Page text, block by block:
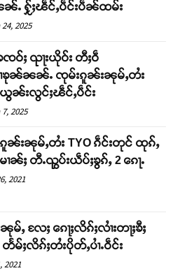
ႉ ႁႂ်ႈၽဵင်ႇပဵင်းပဵၼ်ထမ်း
2025
ဝ်ႈ ၺႃးယိုဝ်း တီႈဝဵ
ၶုၼ်ၼၼ်ႉ ၸုမ်းၵူၼ်းၼုမ်ႇတႆး
ၼ်းလွင်ႈၽဵင်ႇပဵင်း
2025
ၼ်းၼုမ်ႇတႆး TYO ၵဵင်းတုင် ထုၵ်ႇ
ၢၼ်ႈ တီႉၺွပ်းယဵပ်ႈၶွၵ်ႇ 2 ၵေႃႉ
2021
မ်ႇ လႄႈ ၵေႃႈလိၵ်ႈလၢႆးတႃႈၶီႈ
မ်ႈလိၵ်ႈတႆးပိုတ်ႇပၢႆႉဝဵင်း
2021